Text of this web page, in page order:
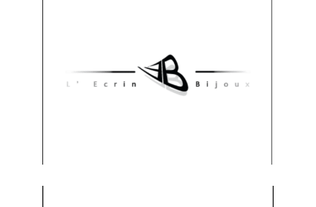
www.ecrins-bijoux.fr
Visitez le site